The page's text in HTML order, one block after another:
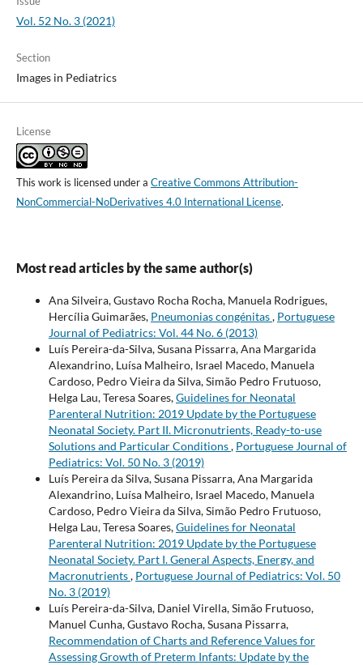
Vol. 52 No. 3 (2021)
Section
Images in Pediatrics
License
This work is licensed under a Creative Commons Attribution-
NonCommercial-NoDerivatives 4.0 International License.
Most read articles by the same author(s)
Ana Silveira, Gustavo Rocha Rocha, Manuela Rodrigues,
Hercília Guimarães, Pneumonias congénitas, Portuguese
Journal of Pediatrics: Vol. 44 No. 6 (2013)
Luís Pereira-da-Silva, Susana Pissarra, Ana Margarida
Alexandrino, Luísa Malheiro, Israel Macedo, Manuela
Cardoso, Pedro Vieira da Silva, Simão Pedro Frutuoso,
Helga Lau, Teresa Soares,Guidelines for Neonatal
Parenteral Nutrition: 2019 Update by the Portuguese
Neonatal Society. Part II. Micronutrients, Ready-to-use
Solutions and Particular Conditions, Portuguese Journal of
Pediatrics: Vol. 50 No. 3 (2019)
Luís Pereira da Silva, Susana Pissarra, Ana Margarida
Alexandrino, Luísa Malheiro, Israel Macedo, Manuela
Cardoso, Pedro Vieira da Silva, Simão Pedro Frutuoso,
Helga Lau, Teresa Soares,Guidelines for Neonatal
Parenteral Nutrition: 2019 Update by the Portuguese
Neonatal Society. Part I. General Aspects, Energy, and
Macronutrients, Portuguese Journal of Pediatrics: Vol. 50
No. 3 (2019)
Luís Pereira-da-Silva, Daniel Virella, Simão Frutuoso,
Manuel Cunha, Gustavo Rocha, Susana Pissarra,
Recommendation of Charts and Reference Values for
Assessing Growth of Preterm Infants: Update by the